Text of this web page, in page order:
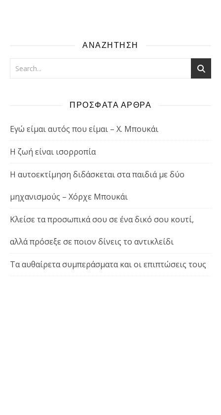
ΑΝΑΖΗΤΗΣΗ
ΠΡΟΣΦΑΤΑ ΑΡΘΡΑ
Εγώ είμαι αυτός που είμαι – Χ. Μπουκάι
Η ζωή είναι ισορροπία
Η αυτοεκτίμηση διδάσκεται στα παιδιά με δύο
μηχανισμούς – Χόρχε Μπουκάι
Κλείσε τα προσωπικά σου σε ένα δικό σου κουτί,
αλλά πρόσεξε σε ποιον δίνεις το αντικλείδι
Τα αυθαίρετα συμπεράσματα και οι επιπτώσεις τους